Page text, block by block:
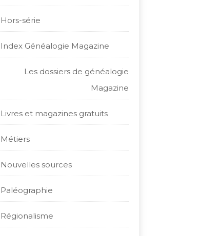
Hors-série
Index Généalogie Magazine
Les dossiers de généalogie
Magazine
Livres et magazines gratuits
Métiers
Nouvelles sources
Paléographie
Régionalisme